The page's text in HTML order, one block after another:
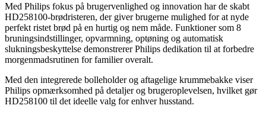
Med Philips fokus på brugervenlighed og innovation har de skabt
HD258100-brødristeren, der giver brugerne mulighed for at nyde
perfekt ristet brød på en hurtig og nem måde. Funktioner som 8
bruningsindstillinger, opvarmning, optøning og automatisk
slukningsbeskyttelse demonstrerer Philips dedikation til at forbedre
morgenmadsrutinen for familier overalt.
Med den integrerede bolleholder og aftagelige krummebakke viser
Philips opmærksomhed på detaljer og brugeroplevelsen, hvilket gør
HD258100 til det ideelle valg for enhver husstand.